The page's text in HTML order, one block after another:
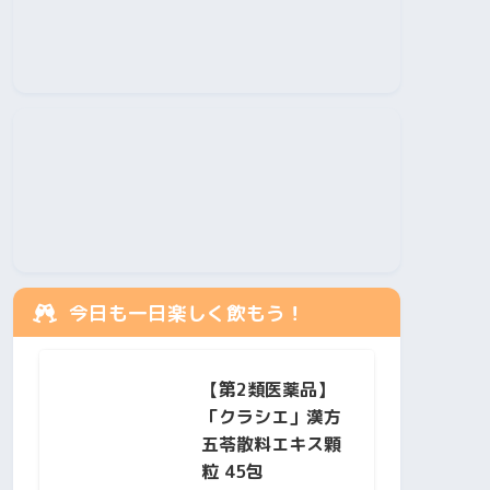
今日も一日楽しく飲もう！
【第2類医薬品】
「クラシエ」漢方
五苓散料エキス顆
粒 45包